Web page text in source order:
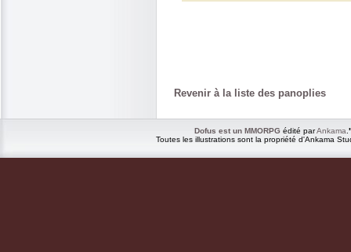
Revenir à la liste des panoplies
Dofus est un MMORPG édité parAnkama .
Toutes les illustrations sont la propriété d'Ankama